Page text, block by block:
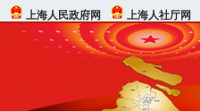
上海人民政府网 上海人社厅网